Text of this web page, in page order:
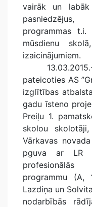
vairāk un labāk
pasniedzējus,
programmas t.i.
mūsdienu
izaicinājumiem.
13.03.2015.-
pateicoties AS
izglītības
gadu īsteno
Preiļu 1.
skolou
Vārkavas
pguva ar LR
profesionālās
programmu (A,
Lazdiņa un
nodarbībās